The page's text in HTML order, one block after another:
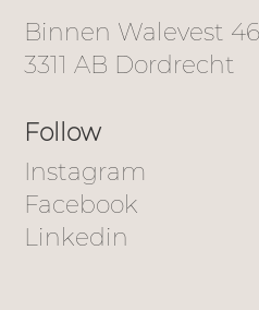
De energie
groei en
Binnen Walevest 46
3311 AB Dordrecht
Follow
Instagram
Facebook
Linkedin